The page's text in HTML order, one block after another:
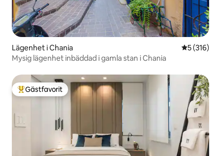
Lägenhet i Chania 5 av 5 i
5 (316)
Mysig lägenhet inbäddad i gamla stan i Chania
Populär gästfavorit
Gästfavorit